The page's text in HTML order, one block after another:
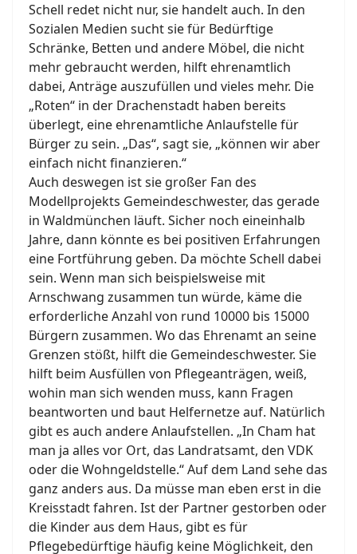
Schell redet nicht nur, sie handelt auch. In den
Sozialen Medien sucht sie für Bedürftige
Schränke, Betten und andere Möbel, die nicht
mehr gebraucht werden, hilft ehrenamtlich
dabei, Anträge auszufüllen und vieles mehr. Die
„Roten“ in der Drachenstadt haben bereits
überlegt, eine ehrenamtliche Anlaufstelle für
Bürger zu sein. „Das“, sagt sie, „können wir aber
einfach nicht finanzieren.“
Auch deswegen ist sie großer Fan des
Modellprojekts Gemeindeschwester, das gerade
in Waldmünchen läuft. Sicher noch eineinhalb
Jahre, dann könnte es bei positiven Erfahrungen
eine Fortführung geben. Da möchte Schell dabei
sein. Wenn man sich beispielsweise mit
Arnschwang zusammen tun würde, käme die
erforderliche Anzahl von rund 10000 bis 15000
Bürgern zusammen. Wo das Ehrenamt an seine
Grenzen stößt, hilft die Gemeindeschwester. Sie
hilft beim Ausfüllen von Pflegeanträgen, weiß,
wohin man sich wenden muss, kann Fragen
beantworten und baut Helfernetze auf. Natürlich
gibt es auch andere Anlaufstellen. „In Cham hat
man ja alles vor Ort, das Landratsamt, den VDK
oder die Wohngeldstelle.“ Auf dem Land sehe das
ganz anders aus. Da müsse man eben erst in die
Kreisstadt fahren. Ist der Partner gestorben oder
die Kinder aus dem Haus, gibt es für
Pflegebedürftige häufig keine Möglichkeit, den